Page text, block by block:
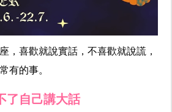
，喜歡就說實話，不喜歡就說謊，
有的事。
了自己講大話